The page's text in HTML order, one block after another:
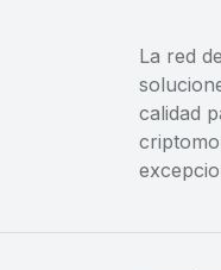
La red
calidad